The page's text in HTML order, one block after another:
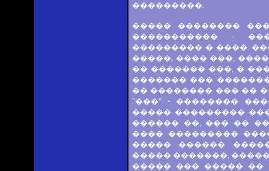
���������.
����� ��������
����������� -
��������� � ����.
�����, ���� ���,
�� ������� ���, �
������� ���
�� �������� ��� ��
"���" - ��������
����� ���������
������ ��, ��� ��
���� ���������
����� ������
����� �������,
����� ��� ����� ��